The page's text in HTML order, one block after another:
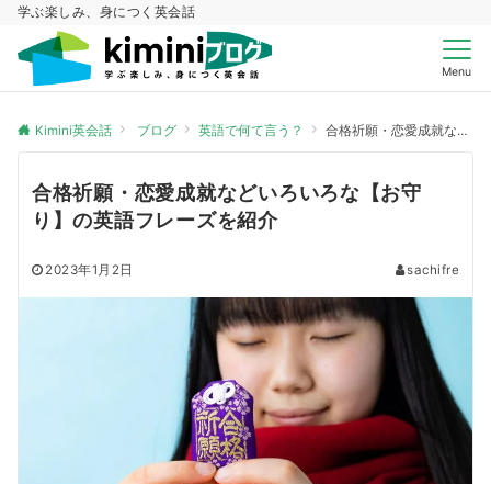
学ぶ楽しみ、身につく英会話
Menu
Kimini英会話 ブログ 英語で何て言う？ 合格祈願・恋愛成就などいろいろな【お守り】の英語フレーズを紹介
合格祈願・恋愛成就などいろいろな【お守
り】の英語フレーズを紹介
2023年1月2日 sachifre